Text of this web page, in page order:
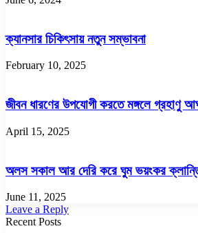
ক্যানসার চিকিৎসায় নতুন সম্ভাবনা
February 10, 2025
জীবন ধারণের উপযোগী করতে মঙ্গলে গ্রহাণু
April 15, 2025
অলস সকাল আর দেরি করে ঘুম ভয়ংকর
June 11, 2025
Leave a Reply
Recent Posts